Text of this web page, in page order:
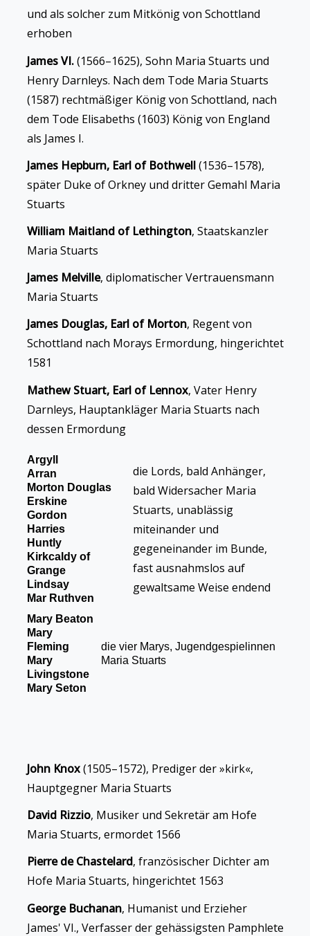
und als solcher zum Mitkönig von Schottland
erhoben
James VI.(1566–1625), Sohn Maria Stuarts und
Henry Darnleys. Nach dem Tode Maria Stuarts
(1587) rechtmäßiger König von Schottland, nach
dem Tode Elisabeths (1603) König von England
als James I.
James Hepburn, Earl of Bothwell(1536–1578),
später Duke of Orkney und dritter Gemahl Maria
Stuarts
William Maitland of Lethington, Staatskanzler
Maria Stuarts
James Melville, diplomatischer Vertrauensmann
Maria Stuarts
James Douglas, Earl of Morton, Regent von
Schottland nach Morays Ermordung, hingerichtet
1581
Mathew Stuart, Earl of Lennox, Vater Henry
Darnleys, Hauptankläger Maria Stuarts nach
dessen Ermordung
Argyll
Arran
Morton Douglas
Erskine
Gordon
Harries
Huntly
Kirkcaldy of
Grange
Lindsay
Mar Ruthven
die Lords, bald Anhänger,
bald Widersacher Maria
Stuarts, unablässig
miteinander und
gegeneinander im Bunde,
fast ausnahmslos auf
gewaltsame Weise endend
Mary Beaton
Mary
Fleming
Mary
Livingstone
Mary Seton
die vier Marys, Jugendgespielinnen
Maria Stuarts
John Knox(1505–1572), Prediger der »kirk«,
Hauptgegner Maria Stuarts
David Rizzio, Musiker und Sekretär am Hofe
Maria Stuarts, ermordet 1566
Pierre de Chastelard, französischer Dichter am
Hofe Maria Stuarts, hingerichtet 1563
George Buchanan, Humanist und Erzieher
James' VI., Verfasser der gehässigsten Pamphlete